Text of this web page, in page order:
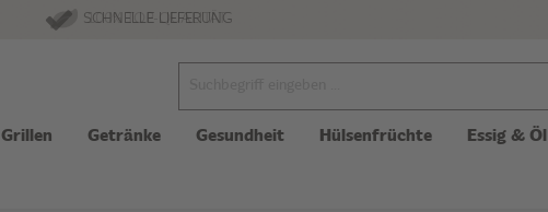
100% TOP-QUALITÄT
SCHNELLE LIEFERUNG
Grillen Getränke Gesundheit Hülsenfrüchte Essig & Öl